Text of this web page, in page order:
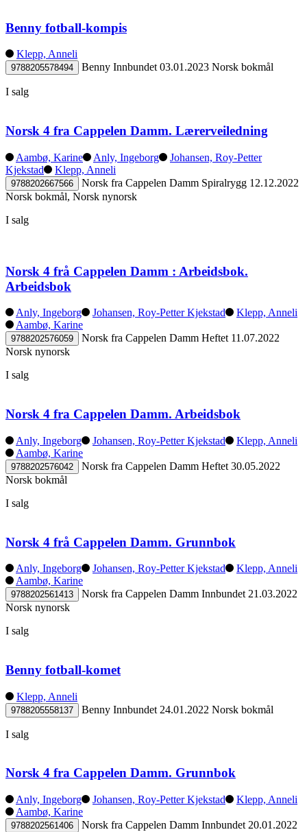
Benny fotball-kompis
Klepp, Anneli
9788205578494 Benny Innbundet 03.01.2023 Norsk bokmål
I salg
Norsk 4 fra Cappelen Damm. Lærerveiledning
Aambø, Karine Anly, Ingeborg
Johansen, Roy-Petter
Kjekstad
Klepp, Anneli
9788202667566 Norsk fra Cappelen Damm Spiralrygg 12.12.2022
Norsk bokmål, Norsk nynorsk
I salg
Norsk 4 frå Cappelen Damm : Arbeidsbok.
Arbeidsbok
Anly, Ingeborg Johansen, Roy-Petter Kjekstad
Klepp, Anneli
Aambø, Karine
9788202576059 Norsk fra Cappelen Damm Heftet 11.07.2022
Norsk nynorsk
I salg
Norsk 4 fra Cappelen Damm. Arbeidsbok
Anly, Ingeborg Johansen, Roy-Petter Kjekstad
Klepp, Anneli
Aambø, Karine
9788202576042 Norsk fra Cappelen Damm Heftet 30.05.2022
Norsk bokmål
I salg
Norsk 4 frå Cappelen Damm. Grunnbok
Anly, Ingeborg Johansen, Roy-Petter Kjekstad
Klepp, Anneli
Aambø, Karine
9788202561413 Norsk fra Cappelen Damm Innbundet 21.03.2022
Norsk nynorsk
I salg
Benny fotball-komet
Klepp, Anneli
9788205558137 Benny Innbundet 24.01.2022 Norsk bokmål
I salg
Norsk 4 fra Cappelen Damm. Grunnbok
Anly, Ingeborg Johansen, Roy-Petter Kjekstad
Klepp, Anneli
Aambø, Karine
9788202561406 Norsk fra Cappelen Damm Innbundet 20.01.2022